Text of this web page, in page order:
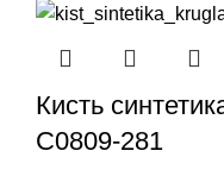
Кисть
С0809-281